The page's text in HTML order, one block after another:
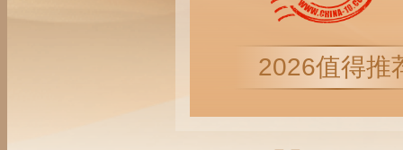
2026值得推